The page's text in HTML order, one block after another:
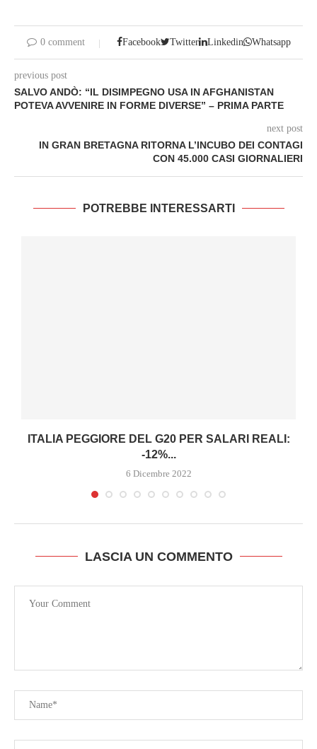
0 comment Facebook Twitter Linkedin Whatsapp
previous post
SALVO ANDÒ: “IL DISIMPEGNO USA IN AFGHANISTAN
POTEVA AVVENIRE IN FORME DIVERSE” – PRIMA PARTE
next post
IN GRAN BRETAGNA RITORNA L’INCUBO DEI CONTAGI
CON 45.000 CASI GIORNALIERI
POTREBBE INTERESSARTI
ITALIA PEGGIORE DEL G20 PER SALARI REALI:
-12%...
6 Dicembre 2022
LASCIA UN COMMENTO